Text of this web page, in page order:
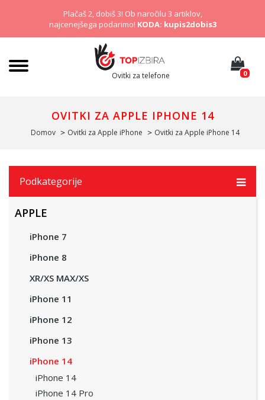
Plačaš 2, dobiš 3! Ob naročilu 3 artiklov,
najcenejšega podarimo! KODA: kupis2dobis3
Ovitki za telefone 0
OVITKI ZA APPLE IPHONE 14
Domov Ovitki za Apple iPhone Ovitki za Apple iPhone 14
Podkategorije
APPLE
iPhone 7
iPhone 8
XR/XS MAX/XS
iPhone 11
iPhone 12
iPhone 13
iPhone 14
iPhone 14
iPhone 14 Pro